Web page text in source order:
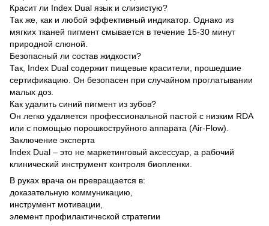
Красит ли Index Dual язык и слизистую?
Так же, как и любой эффективный индикатор. Однако из
мягких тканей пигмент смывается в течение 15-30 минут
природной слюной.
Безопасный ли состав жидкости?
Так, Index Dual содержит пищевые красители, прошедшие
сертификацию. Он безопасен при случайном проглатывании
малых доз.
Как удалить синий пигмент из зубов?
Он легко удаляется профессиональной пастой с низким RDA
или с помощью порошкоструйного аппарата (Air-Flow).
Заключение эксперта
Index Dual – это не маркетинговый аксессуар, а рабочий
клинический инструмент контроля биопленки.
В руках врача он превращается в:
доказательную коммуникацию,
инструмент мотивации,
элемент профилактической стратегии